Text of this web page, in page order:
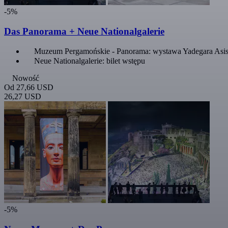
-5%
Das Panorama + Neue Nationalgalerie
Muzeum Pergamońskie - Panorama: wystawa Yadegara
Neue Nationalgalerie: bilet wstępu
Nowość
Od 27,66 USD
26,27 USD
-5%